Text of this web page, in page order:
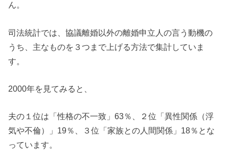
ん。
司法統計では、協議離婚以外の離婚申立人の言う動機の
うち、主なものを３つまで上げる方法で集計していま
す。
2000年を見てみると、
夫の１位は「性格の不一致」63％、２位「異性関係（浮
気や不倫）」19％、３位「家族との人間関係」18％とな
っています。